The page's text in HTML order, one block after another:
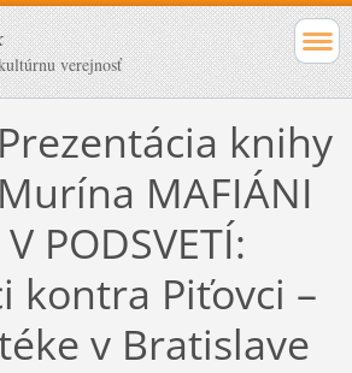
verejnosť
knihy
MAFIÁNI
PODSVETÍ:
kontra Piťovci –
v Bratislave